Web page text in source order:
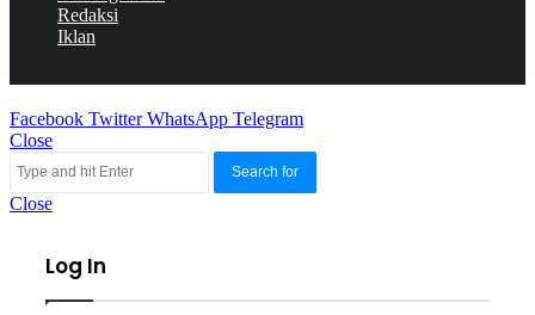
Redaksi
Iklan
Facebook Twitter WhatsApp Telegram
Close
Search for
Close
Log In